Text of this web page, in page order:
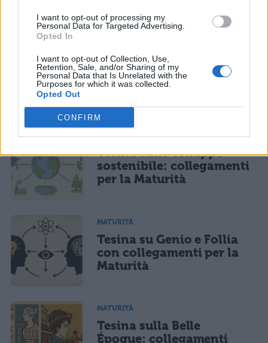
I want to opt-out of processing my
Personal Data for Targeted Advertising.
Opted In
I want to opt-out of Collection, Use,
Retention, Sale, and/or Sharing of my
Personal Data that Is Unrelated with the
Purposes for which it was collected.
Opted Out
CONFIRM
marketing diretto con modalità automatizzate o tradizionali
Tesina sull’Universo:
collegamenti per la
MATURITÀ
Tesina sullo sviluppo
sostenibile: collegamenti
per la Maturità
MATURITÀ
Tesina su Genio e Follia
con collegamenti per la
Maturità
MATURITÀ
Tesina sulla Belle
Époque: collegamenti